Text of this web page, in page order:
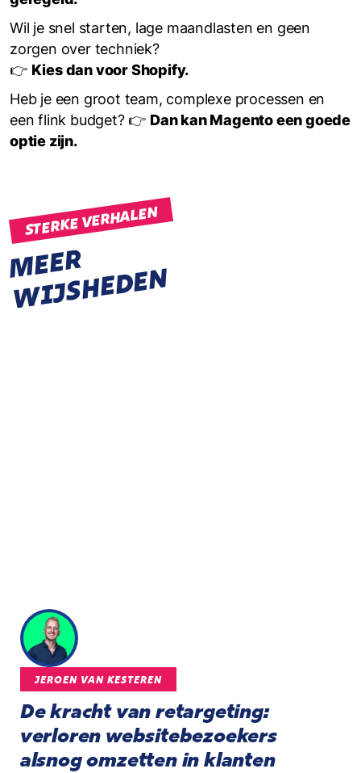
Wil je snel starten, lage maandlasten en geen
zorgen over techniek?
👉 Kies dan voor Shopify.
Heb je een groot team, complexe processen en
een flink budget? 👉 Dan kan Magento een goede
optie zijn.
STERKE VERHALEN
M
E
E
R
W
I
J
S
H
E
D
E
N
JEROEN VAN KESTEREN
De kracht van retargeting:
verloren websitebezoekers
alsnog omzetten in klanten